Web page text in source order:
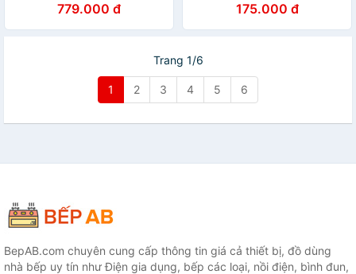
779.000 đ 175.000 đ
Trang 1/6
1 2 3 4 5 6
BepAB.com chuyên cung cấp thông tin giá cả thiết bị, đồ dùng
nhà bếp uy tín như Điện gia dụng, bếp các loại, nồi điện, bình đun,